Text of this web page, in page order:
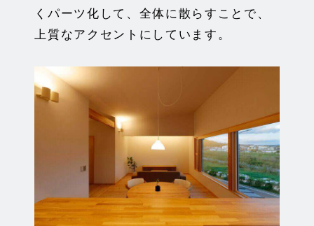
くパーツ化して、全体に散らすことで、
上質なアクセントにしています。